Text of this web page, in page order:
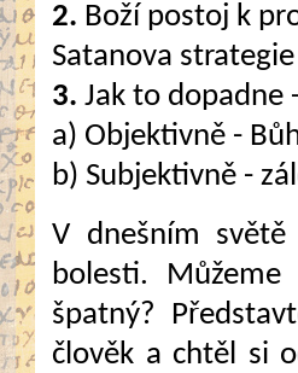
2. Boží postoj k
Satanova
3. Jak to dopadne
a) Objektivně -
b) Subjektivně -
V dnešním
bolesti.
špatný?
člověk a chtěl si